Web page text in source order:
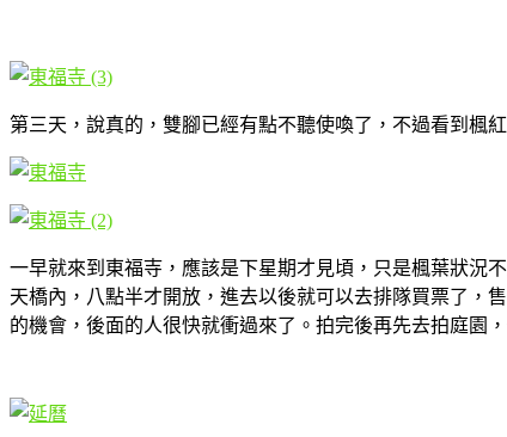
第三天，說真的，雙腳已經有點不聽使喚了，不過看到楓
一早就來到東福寺，應該是下星期才見頃，只是楓葉狀況
天橋內，八點半才開放，進去以後就可以去排隊買票了，
的機會，後面的人很快就衝過來了。拍完後再先去拍庭園